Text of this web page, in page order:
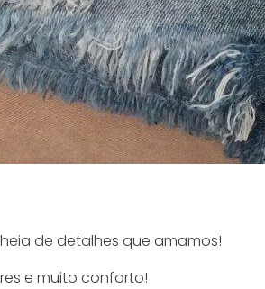
de detalhes que amamos!
e muito conforto!